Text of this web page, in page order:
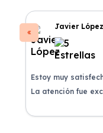
Javier
Estoy muy
La atención fue